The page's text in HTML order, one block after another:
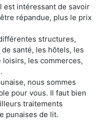
est intéressant de savoir
répandue, plus le prix
structures,
santé, les hôtels, les
loisirs, les commerces,
nous sommes
pour vous. Il faut bien
traitements
punaises de lit.